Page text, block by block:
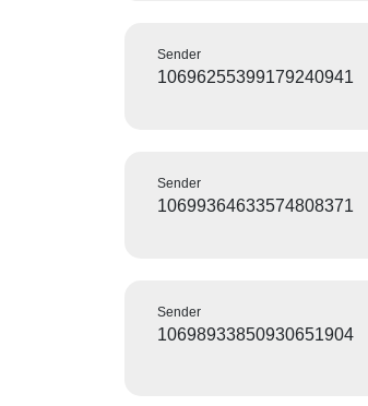
Sender
10696255399179240941
Sender
10699364633574808371
Sender
10698933850930651904